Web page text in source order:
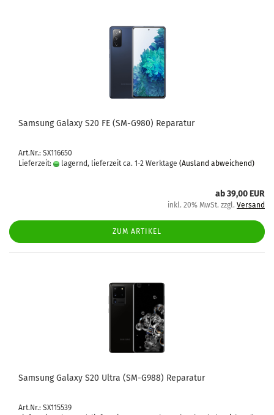
Sam­sung Ga­la­xy S20 FE (SM-​G980) Re­pa­ra­tur
Art.Nr.: SX116650
Lieferzeit:
lagernd, lieferzeit ca. 1-2 Werktage (Ausland abweichend)
ab 39,00 EUR
inkl. 20% MwSt. zzgl. Versand
ZUM ARTIKEL
Sam­sung Ga­la­xy S20 Ultra (SM-​G988) Re­pa­ra­tur
Art.Nr.: SX115539